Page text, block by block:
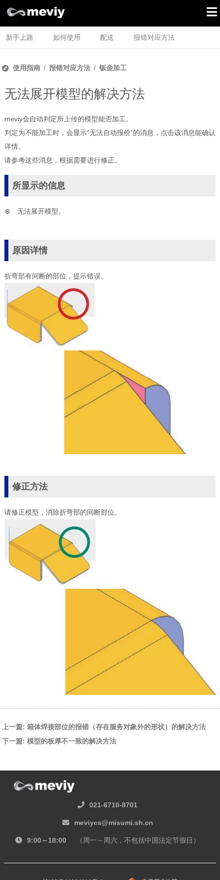
新手上路 如何使用 配送 报错对应方法
使用指南 报错对应方法 钣金加工
无法展开模型的解决方法
meviy会自动判定所上传的模型能否加工。
判定为不能加工时，会显示“无法自动报价”的消息，点击该消息能确认
详情。
请参考这些消息，根据需要进行修正。
所显示的信息
⊗ 无法展开模型。
原因详情
折弯部有间断的部位，提示错误。
修正方法
请修正模型，消除折弯部的间断部位。
上一篇: 箱体焊接部位的报错（存在服务对象外的形状）的解决方法
下一篇: 模型的板厚不一致的解决方法
021-6710-8701
meviycs@misumi.sh.cn
9:00～18:00 （周一～周六，不包括中国法定节假日）